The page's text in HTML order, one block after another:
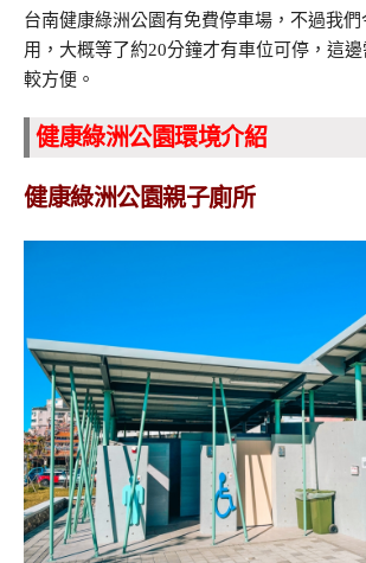
台南健康綠洲公園有免費停車場，不過我
用，大概等了約20分鐘才有車位可停，這
較方便。
健康綠洲公園環境介紹
健康綠洲公園親子廁所